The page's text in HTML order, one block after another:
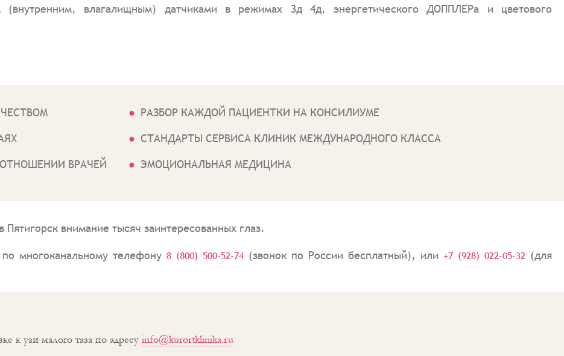
влагалищным) датчиками в режимах 3д 4д, энергетического ДОППЛЕРа и цветового
РАЗБОР КАЖДОЙ ПАЦИЕНТКИ НА КОНСИЛИУМЕ
СТАНДАРТЫ СЕРВИСА КЛИНИК МЕЖДУНАРОДНОГО КЛАССА
ВРАЧЕЙ ЭМОЦИОНАЛЬНАЯ МЕДИЦИНА
внимание тысяч заинтересованных глаз.
многоканальному телефону 8 (800) 500-52-74 (звонок по России бесплатный), или +7 (928) 022-05-32 (для
узи малого таза по адресу info@kurortklinika.ru